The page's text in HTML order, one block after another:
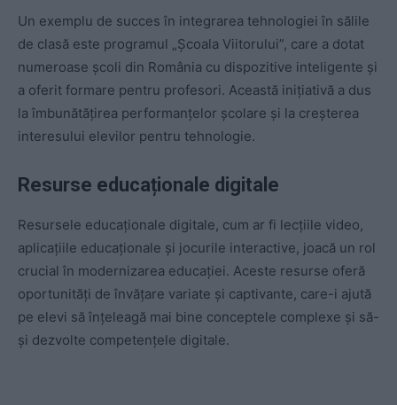
Un exemplu de succes în integrarea tehnologiei în sălile
de clasă este programul „Școala Viitorului”, care a dotat
numeroase școli din România cu dispozitive inteligente și
a oferit formare pentru profesori. Această inițiativă a dus
la îmbunătățirea performanțelor școlare și la creșterea
interesului elevilor pentru tehnologie.
Resurse educaționale digitale
Resursele educaționale digitale, cum ar fi lecțiile video,
aplicațiile educaționale și jocurile interactive, joacă un rol
crucial în modernizarea educației. Aceste resurse oferă
oportunități de învățare variate și captivante, care-i ajută
pe elevi să înțeleagă mai bine conceptele complexe și să-
și dezvolte competențele digitale.